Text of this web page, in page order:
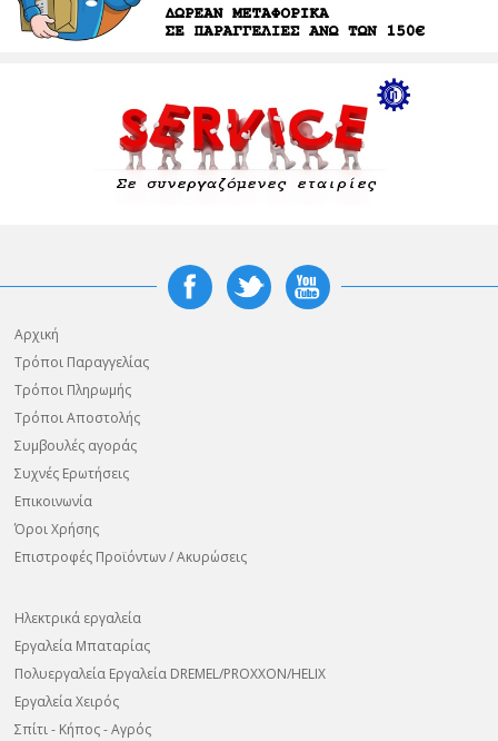
Αρχική
Τρόποι Παραγγελίας
Τρόποι Πληρωμής
Τρόποι Αποστολής
Συμβουλές αγοράς
Συχνές Ερωτήσεις
Επικοινωνία
Όροι Χρήσης
Επιστροφές Προϊόντων / Ακυρώσεις
Ηλεκτρικά εργαλεία
Εργαλεία Μπαταρίας
Πολυεργαλεία Εργαλεία DREMEL/PROXXON/HELIX
Εργαλεία Χειρός
Σπίτι - Κήπος - Αγρός